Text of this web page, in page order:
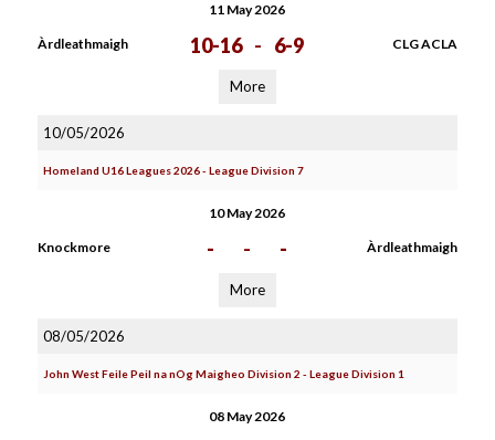
11 May 2026
Àrdleathmaigh 10-16 - 6-9 CLG ACLA
More
10/05/2026
Homeland U16 Leagues 2026 - League Division 7
10 May 2026
Knockmore - - - Àrdleathmaigh
More
08/05/2026
John West Feile Peil na nOg Maigheo Division 2 - League Division 1
08 May 2026